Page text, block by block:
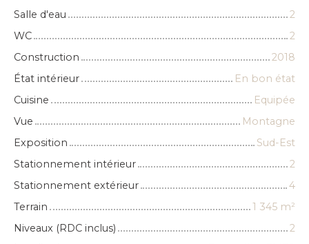
Salle d'eau
2
WC
2
Construction
2018
État intérieur
En bon état
Cuisine
Equipée
Vue
Montagne
Exposition
Sud-Est
Stationnement intérieur
2
Stationnement extérieur
4
Terrain
1 345 m²
Niveaux (RDC inclus)
2